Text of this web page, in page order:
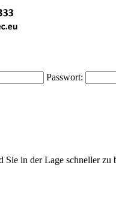
Passwort:
in der Lage schneller zu